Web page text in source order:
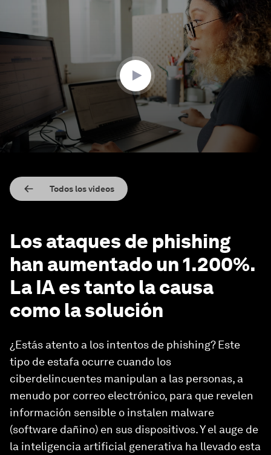
2
minutes,
seconds
Todos los videos
Los ataques de phishing
han aumentado un 1.200%.
La IA es tanto la causa
como la solución
¿Estás atento a los intentos de phishing? Este
tipo de estafa ocurre cuando los
ciberdelincuentes manipulan a las personas, a
menudo por correo electrónico, para que revelen
información sensible o instalen malware
(software dañino) en sus dispositivos. Y el auge de
la inteligencia artificial generativa ha llevado esta